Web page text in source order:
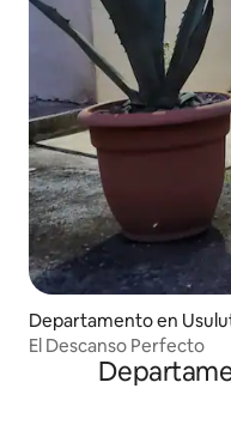
Departamento en
El Descanso Perfecto